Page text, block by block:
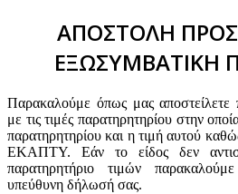
ΑΠΟΣΤΟΛΗ
ΕΞΩΣΥΜΒΑΤΙΚΗ
Παρακαλούμε όπως μας
με τις τιμές παρατηρητηρίου στην
παρατηρητηρίου και η τιμή αυτού
ΕΚΑΠΤΥ. Εάν το είδος δεν
παρατηρητήριο τιμών
υπεύθυνη δήλωσή σας.